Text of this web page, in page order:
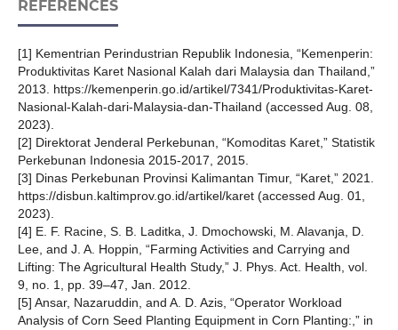
REFERENCES
[1] Kementrian Perindustrian Republik Indonesia, “Kemenperin:
Produktivitas Karet Nasional Kalah dari Malaysia dan Thailand,”
2013. https://kemenperin.go.id/artikel/7341/Produktivitas-Karet-
Nasional-Kalah-dari-Malaysia-dan-Thailand (accessed Aug. 08,
2023).
[2] Direktorat Jenderal Perkebunan, “Komoditas Karet,” Statistik
Perkebunan Indonesia 2015-2017, 2015.
[3] Dinas Perkebunan Provinsi Kalimantan Timur, “Karet,” 2021.
https://disbun.kaltimprov.go.id/artikel/karet (accessed Aug. 01,
2023).
[4] E. F. Racine, S. B. Laditka, J. Dmochowski, M. Alavanja, D.
Lee, and J. A. Hoppin, “Farming Activities and Carrying and
Lifting: The Agricultural Health Study,” J. Phys. Act. Health, vol.
9, no. 1, pp. 39–47, Jan. 2012.
[5] Ansar, Nazaruddin, and A. D. Azis, “Operator Workload
Analysis of Corn Seed Planting Equipment in Corn Planting:,” in